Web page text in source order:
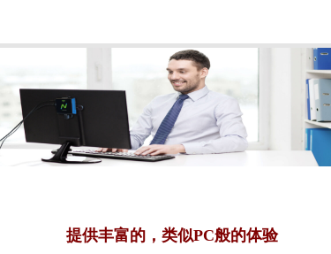
提供丰富的，类似PC般的体验